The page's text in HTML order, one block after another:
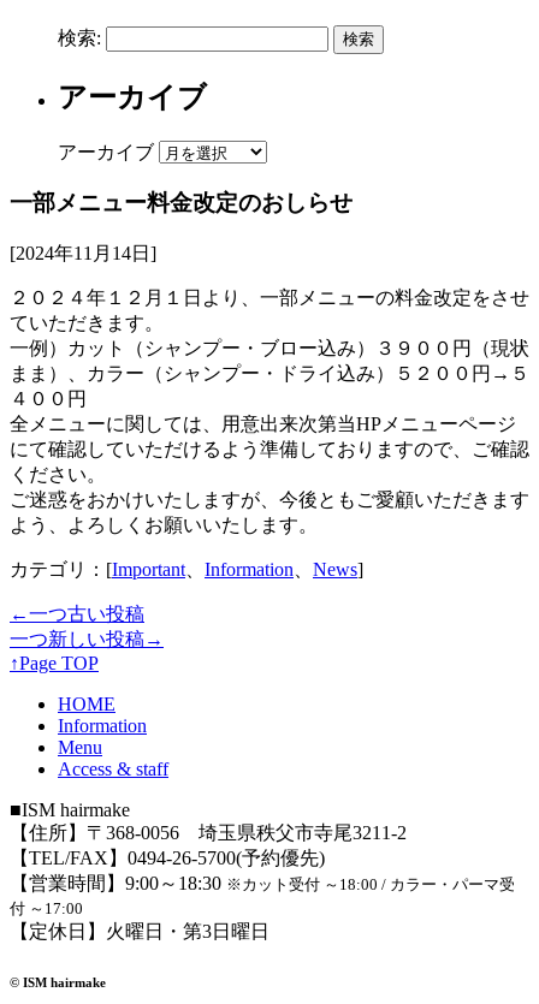
検索:
アーカイブ
アーカイブ
一部メニュー料金改定のおしらせ
[2024年11月14日]
２０２４年１２月１日より、一部メニューの料金改定をさせ
ていただきます。
一例）カット（シャンプー・ブロー込み）３９００円（現状
まま）、カラー（シャンプー・ドライ込み）５２００円→５
４００円
全メニューに関しては、用意出来次第当HPメニューページ
にて確認していただけるよう準備しておりますので、ご確認
ください。
ご迷惑をおかけいたしますが、今後ともご愛顧いただきます
よう、よろしくお願いいたします。
カテゴリ：[Important Information News]
←一つ古い投稿
一つ新しい投稿→
↑Page TOP
HOME
Information
Menu
Access & staff
■ISM hairmake
【住所】〒368-0056 埼玉県秩父市寺尾3211-2
【TEL/FAX】0494-26-5700(予約優先)
【営業時間】9:00～18:30 ※カット受付 ～18:00 / カラー・パーマ受
付 ～17:00
【定休日】火曜日・第3日曜日
© ISM hairmake